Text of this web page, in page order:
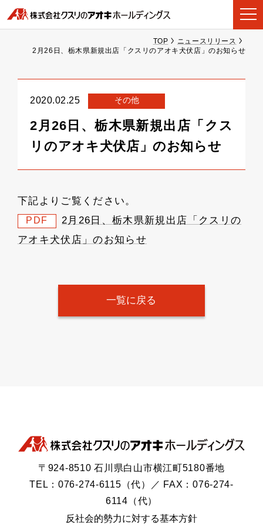
TOP
ニュースリリース
2月26日、栃木県新規出店「クスリのアオキ犬伏店」のお知らせ
2020.02.25 その他
2月26日、栃木県新規出店「クス
リのアオキ犬伏店」のお知らせ
下記よりご覧ください。
PDF
2月26日、栃木県新規出店「クスリの
アオキ犬伏店」のお知らせ
一覧に戻る
〒924-8510 石川県白山市横江町5180番地
TEL：076-274-6115（代）／ FAX：076-274-
6114（代）
反社会的勢力に対する基本方針